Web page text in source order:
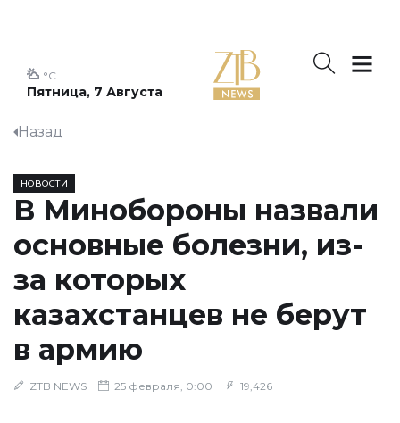
Пятница, 7 Августа
°C
Назад
НОВОСТИ
В Минобороны назвали
основные болезни, из-
за которых
казахстанцев не берут
в армию
ZTB NEWS 25 февраля, 0:00 19,426